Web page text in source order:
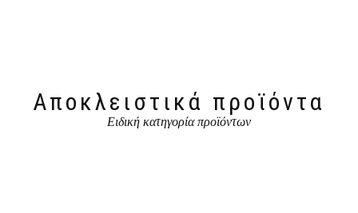
Αποκλειστικά προϊόντα
Ειδική κατηγορία προϊόντων